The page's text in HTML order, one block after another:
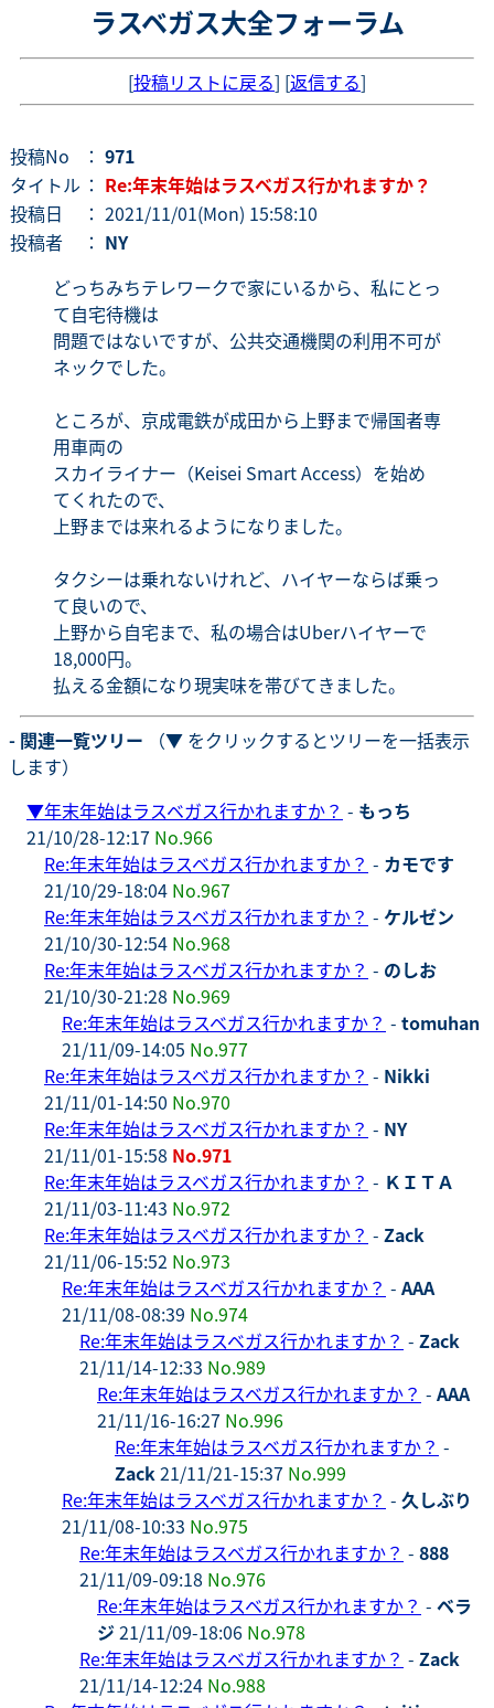
ラスベガス大全フォーラム
[投稿リストに戻る] [返信する]
投稿No ： 971
タイトル ： Re:年末年始はラスベガス行かれますか？
投稿日
： 2021/11/01(Mon) 15:58:10
投稿者
： NY
どっちみちテレワークで家にいるから、私にとっ
て自宅待機は
問題ではないですが、公共交通機関の利用不可が
ネックでした。
ところが、京成電鉄が成田から上野まで帰国者専
用車両の
スカイライナー（Keisei Smart Access）を始め
てくれたので、
上野までは来れるようになりました。
タクシーは乗れないけれど、ハイヤーならば乗っ
て良いので、
上野から自宅まで、私の場合はUberハイヤーで
18,000円。
払える金額になり現実味を帯びてきました。
- 関連一覧ツリー （▼ をクリックするとツリーを一括表示
します）
▼年末年始はラスベガス行かれますか？ - もっち
21/10/28-12:17 No.966
Re:年末年始はラスベガス行かれますか？ - カモです
21/10/29-18:04 No.967
Re:年末年始はラスベガス行かれますか？ - ケルゼン
21/10/30-12:54 No.968
Re:年末年始はラスベガス行かれますか？ - のしお
21/10/30-21:28 No.969
Re:年末年始はラスベガス行かれますか？ - tomuhan
21/11/09-14:05 No.977
Re:年末年始はラスベガス行かれますか？ - Nikki
21/11/01-14:50 No.970
Re:年末年始はラスベガス行かれますか？ - NY
21/11/01-15:58 No.971
Re:年末年始はラスベガス行かれますか？ - ＫＩＴＡ
21/11/03-11:43 No.972
Re:年末年始はラスベガス行かれますか？ - Zack
21/11/06-15:52 No.973
Re:年末年始はラスベガス行かれますか？ - AAA
21/11/08-08:39 No.974
Re:年末年始はラスベガス行かれますか？ - Zack
21/11/14-12:33 No.989
Re:年末年始はラスベガス行かれますか？ - AAA
21/11/16-16:27 No.996
Re:年末年始はラスベガス行かれますか？ -
Zack21/11/21-15:37 No.999
Re:年末年始はラスベガス行かれますか？ - 久しぶり
21/11/08-10:33 No.975
Re:年末年始はラスベガス行かれますか？ - 888
21/11/09-09:18 No.976
Re:年末年始はラスベガス行かれますか？ - ベラ
ジ21/11/09-18:06 No.978
Re:年末年始はラスベガス行かれますか？ - Zack
21/11/14-12:24 No.988